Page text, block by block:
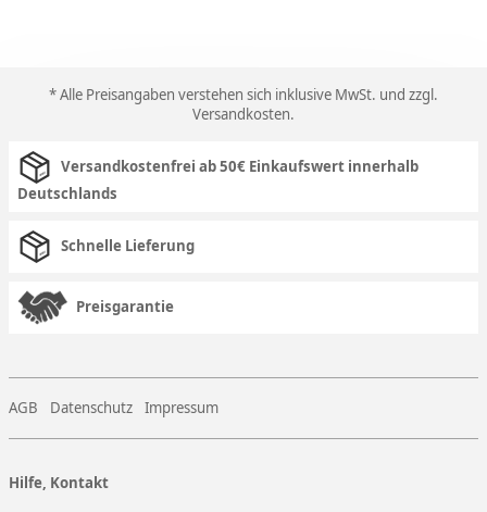
* Alle Preisangaben verstehen sich inklusive MwSt. und zzgl.
Versandkosten.
Versandkostenfrei ab 50€ Einkaufswert innerhalb
Deutschlands
Schnelle Lieferung
Preisgarantie
AGB Datenschutz Impressum
Hilfe, Kontakt